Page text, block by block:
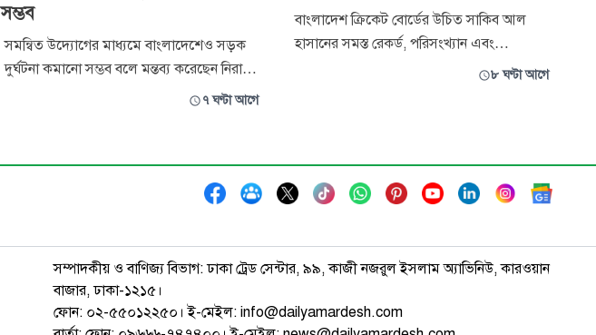
সম্ভব
সমন্বিত উদ্যোগের মাধ্যমে বাংলাদেশেও সড়ক
দুর্ঘটনা কমানো সম্ভব বলে মন্তব্য করেছেন নিরাপদ
সড়ক চাই (নিসচা)-এর প্রতিষ্ঠাতা ইলিয়াস কাঞ্চন।
পরিকল্পনা, আধুনিক প্রযুক্তির ব্যবহার এবং
৭ ঘণ্টা আগে
বাংলাদেশ ক্রিকেট বোর্ডের উচিত সাকিব আল
হাসানের সমস্ত রেকর্ড, পরিসংখ্যান এবং
মাইলফলক মুছে ফেলা। যে ক্রিকেটার প্রকাশ্যে
রেকর্ড মুছে ফেলা হলে আমাদের ক্রিকেট মোটেও
নিঃস্ব হয়ে
৮ ঘণ্টা আগে
সম্পাদকীয় ও বাণিজ্য বিভাগ: ঢাকা ট্রেড সেন্টার, ৯৯, কাজী নজরুল ইসলাম অ্যাভিনিউ, কারওয়ান
বাজার, ঢাকা-১২১৫।
ফোন: ০২-৫৫০১২২৫০। ই-মেইল: info@dailyamardesh.com